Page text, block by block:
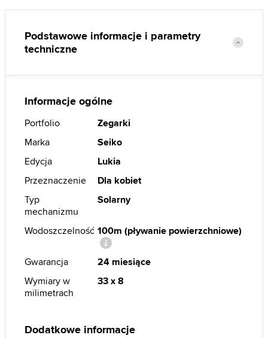
Podstawowe informacje i parametry
techniczne
Informacje ogólne
Portfolio
Zegarki
Marka
Seiko
Edycja
Lukia
Przeznaczenie
Dla kobiet
Typ
mechanizmu
Solarny
Wodoszczelność 100m (pływanie powierzchniowe)
Gwarancja
24 miesiące
Wymiary w
milimetrach
33 x 8
Dodatkowe informacje